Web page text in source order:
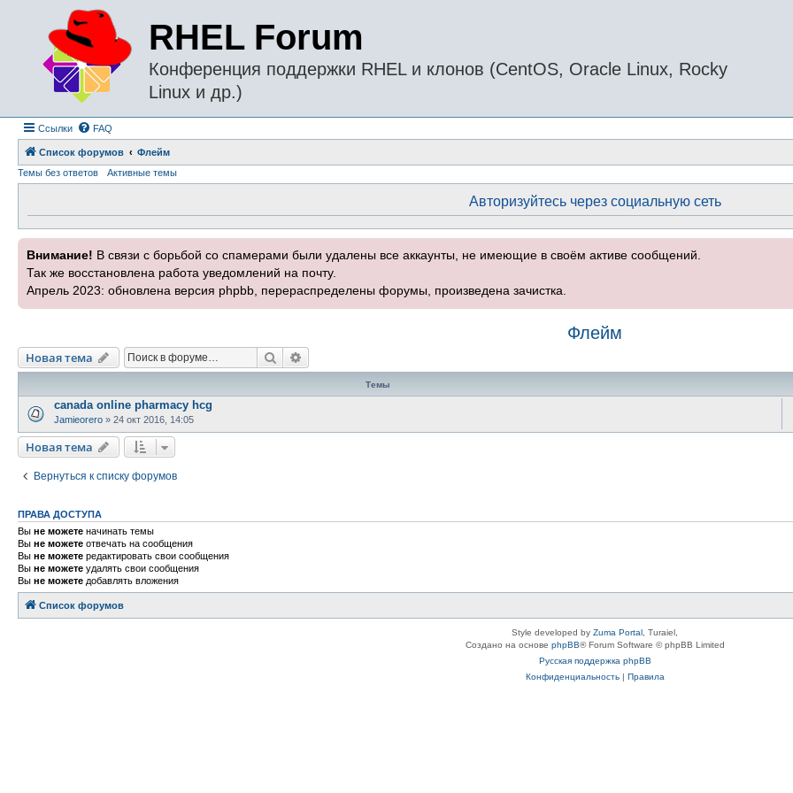
RHEL Forum
Конференция поддержки RHEL и клонов (CentOS, Oracle Linux, Rocky
Linux и др.)
Ссылки FAQ
Список форумов
Флейм
Темы без ответов
Активные темы
Авторизуйтесь через социальную сеть
Внимание! В связи с борьбой со спамерами были удалены все аккаунты, не имеющие в своём активе сообщений.
Так же восстановлена работа уведомлений на почту.
Апрель 2023: обновлена версия phpbb, перераспределены форумы, произведена зачистка.
Флейм
Новая тема Поиск
Темы
canada online pharmacy hcg
Jamieorero » 24 окт 2016, 14:05
Новая тема
Вернуться к списку форумов
ПРАВА ДОСТУПА
Вы не можете начинать темы
Вы не можете отвечать на сообщения
Вы не можете редактировать свои сообщения
Вы не можете удалять свои сообщения
Вы не можете добавлять вложения
Список форумов
Style developed by Zuma Portal , Turaiel,
Создано на основе phpBB® Forum Software © phpBB Limited
Русская поддержка phpBB
Конфиденциальность| Правила